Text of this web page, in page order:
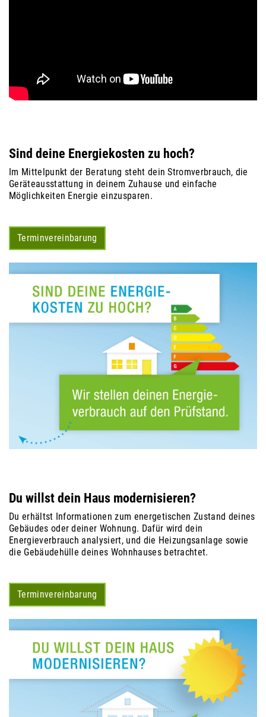
Sind deine Energiekosten zu hoch?
Im Mittelpunkt der Beratung steht dein Stromverbrauch, die
Geräteausstattung in deinem Zuhause und einfache
Möglichkeiten Energie einzusparen.
Terminvereinbarung
Du willst dein Haus modernisieren?
Du erhältst Informationen zum energetischen Zustand deines
Gebäudes oder deiner Wohnung. Dafür wird dein
Energieverbrauch analysiert, und die Heizungsanlage sowie
die Gebäudehülle deines Wohnhauses betrachtet.
Terminvereinbarung